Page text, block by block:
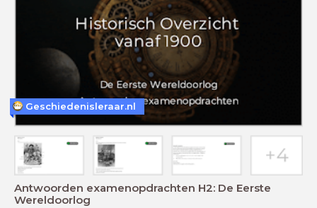
Antwoorden examenopdrachten H2: De Eerste
Wereldoorlog
Geschiedenisleraar.nl